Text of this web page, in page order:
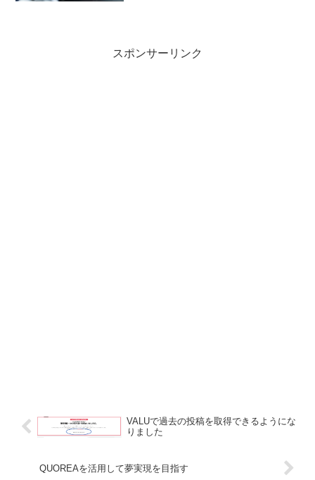
スポンサーリンク
VALUで過去の投稿を取得できるようにな
りました
QUOREAを活用して夢実現を目指す